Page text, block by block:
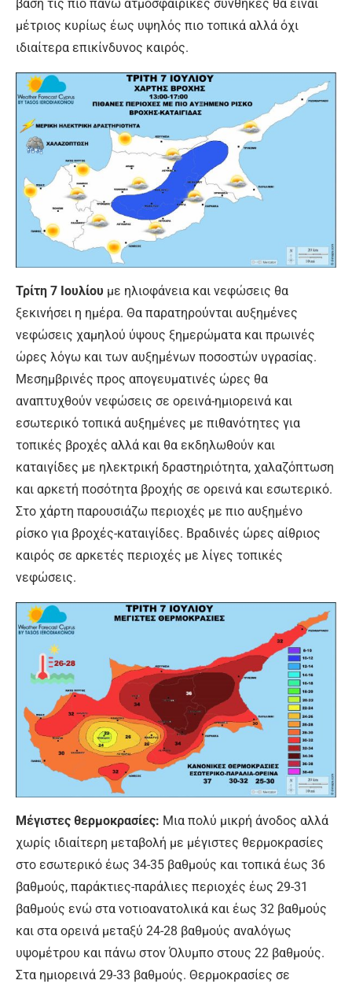
βάση τις πιο πάνω ατμοσφαιρικές συνθήκες θα είναι
μέτριος κυρίως έως υψηλός πιο τοπικά αλλά όχι
ιδιαίτερα επικίνδυνος καιρός.
Τρίτη 7 Ιουλίου με ηλιοφάνεια και νεφώσεις θα
ξεκινήσει η ημέρα. Θα παρατηρούνται αυξημένες
νεφώσεις χαμηλού ύψους ξημερώματα και πρωινές
ώρες λόγω και των αυξημένων ποσοστών υγρασίας.
Μεσημβρινές προς απογευματινές ώρες θα
αναπτυχθούν νεφώσεις σε ορεινά-ημιορεινά και
εσωτερικό τοπικά αυξημένες με πιθανότητες για
τοπικές βροχές αλλά και θα εκδηλωθούν και
καταιγίδες με ηλεκτρική δραστηριότητα, χαλαζόπτωση
και αρκετή ποσότητα βροχής σε ορεινά και εσωτερικό.
Στο χάρτη παρουσιάζω περιοχές με πιο αυξημένο
ρίσκο για βροχές-καταιγίδες. Βραδινές ώρες αίθριος
καιρός σε αρκετές περιοχές με λίγες τοπικές
νεφώσεις.
Μέγιστες θερμοκρασίες: Μια πολύ μικρή άνοδος αλλά
χωρίς ιδιαίτερη μεταβολή με μέγιστες θερμοκρασίες
στο εσωτερικό έως 34-35 βαθμούς και τοπικά έως 36
βαθμούς, παράκτιες-παράλιες περιοχές έως 29-31
βαθμούς ενώ στα νοτιοανατολικά και έως 32 βαθμούς
και στα ορεινά μεταξύ 24-28 βαθμούς αναλόγως
υψομέτρου και πάνω στον Όλυμπο στους 22 βαθμούς.
Στα ημιορεινά 29-33 βαθμούς. Θερμοκρασίες σε